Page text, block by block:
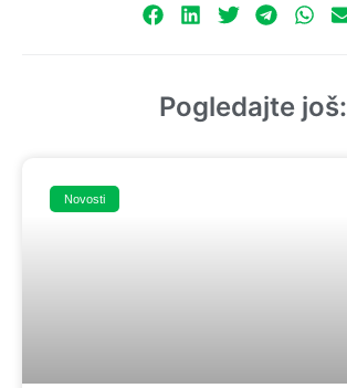
Pogledajte još:
Novosti